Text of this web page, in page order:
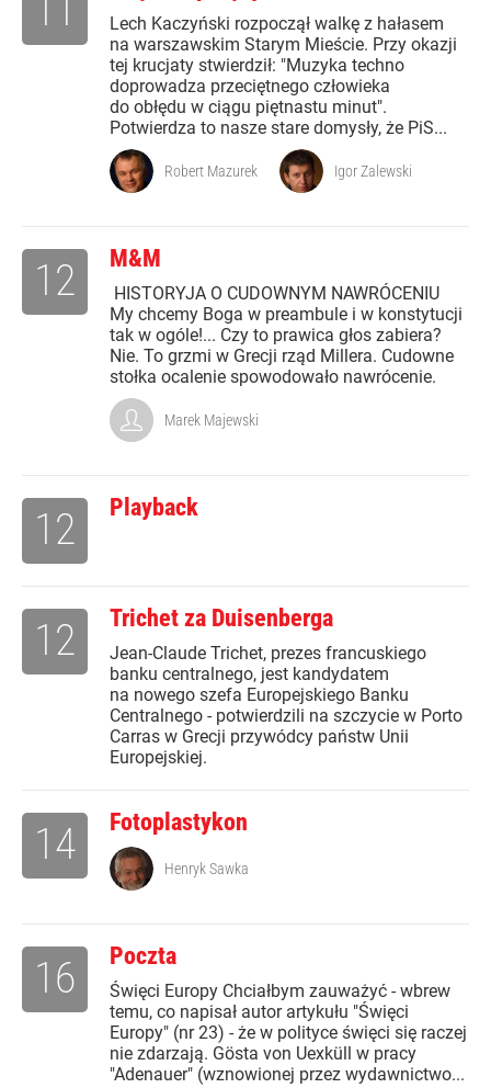
Lech Kaczyński rozpoczął walkę z hałasem
na warszawskim Starym Mieście. Przy okazji
tej krucjaty stwierdził: "Muzyka techno
doprowadza przeciętnego człowieka
do obłędu w ciągu piętnastu minut".
Potwierdza to nasze stare domysły, że PiS...
11
Robert Mazurek Igor Zalewski
M&M
HISTORYJA O CUDOWNYM NAWRÓCENIU
My chcemy Boga w preambule i w konstytucji
tak w ogóle!... Czy to prawica głos zabiera?
Nie. To grzmi w Grecji rząd Millera. Cudowne
stołka ocalenie spowodowało nawrócenie.
12
Marek Majewski
Playback
12
Trichet za Duisenberga
Jean-Claude Trichet, prezes francuskiego
banku centralnego, jest kandydatem
na nowego szefa Europejskiego Banku
Centralnego - potwierdzili na szczycie w Porto
Carras w Grecji przywódcy państw Unii
Europejskiej.
12
Fotoplastykon
14 Henryk Sawka
Poczta
Święci Europy Chciałbym zauważyć - wbrew
temu, co napisał autor artykułu "Święci
Europy" (nr 23) - że w polityce święci się raczej
nie zdarzają. Gösta von Uexküll w pracy
"Adenauer" (wznowionej przez wydawnictwo...
16